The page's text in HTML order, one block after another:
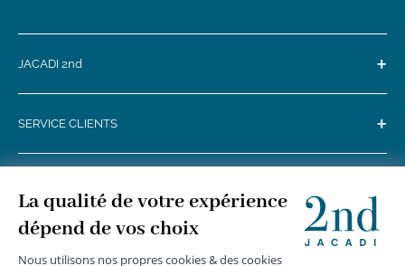
JACADI 2nd +
SERVICE CLIENTS +
MENTIONS LÉGALES
DONNÉES PERSONNELLES